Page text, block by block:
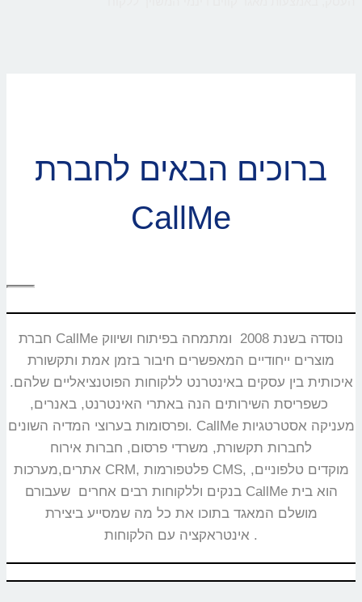
ברוכים הבאים לחברת
CallMe
חברת CallMe נוסדה בשנת 2008 ומתמחה בפיתוח ושיווק
מוצרים ייחודיים המאפשרים חיבור בזמן אמת ותקשורת
איכותית בין עסקים באינטרנט ללקוחות הפוטנציאליים שלהם.
כשפריסת השירותים הנה באתרי האינטרנט, באנרים,
ופרסומות בערוצי המדיה השונים. CallMe מעניקה אסטרטגיות
לחברות תקשורת, משרדי פרסום, חברות אירוח
אתרים,מערכות CRM, פלטפורמות CMS, מוקדים טלפוניים,
בנקים וללקוחות רבים אחרים שעבורם CallMe הוא בית
מושלם המאגד בתוכו את כל מה שמסייע ביצירת
אינטראקציה עם הלקוחות.